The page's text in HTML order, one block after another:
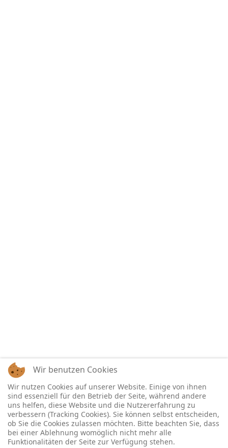
Wir benutzen Cookies
Wir nutzen Cookies auf unserer Website. Einige von ihnen
sind essenziell für den Betrieb der Seite, während andere
uns helfen, diese Website und die Nutzererfahrung zu
verbessern (Tracking Cookies). Sie können selbst entscheiden,
ob Sie die Cookies zulassen möchten. Bitte beachten Sie, dass
bei einer Ablehnung womöglich nicht mehr alle
Funktionalitäten der Seite zur Verfügung stehen.